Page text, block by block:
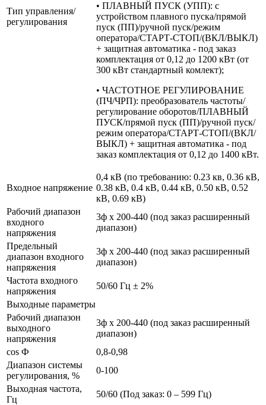
Тип управления/
регулирования
• ПЛАВНЫЙ ПУСК (УПП): с
устройством плавного пуска/прямой
пуск (ПП)/ручной пуск/режим
оператора/СТАРТ-СТОП/(ВКЛ/ВЫКЛ)
+ защитная автоматика - под заказ
комплектация от 0,12 до 1200 кВт (от
300 кВт стандартный комлект);
• ЧАСТОТНОЕ РЕГУЛИРОВАНИЕ
(ПЧ/ЧРП): преобразователь частоты/
регулирование оборотов/ПЛАВНЫЙ
ПУСК/прямой пуск (ПП)/ручной пуск/
режим оператора/СТАРТ-СТОП/(ВКЛ/
ВЫКЛ) + защитная автоматика - под
заказ комплектация от 0,12 до 1400 кВт.
Входное напряжение
0,4 кВ (по требованию: 0.23 кв, 0.36 кВ,
0.38 кВ, 0.4 кВ, 0.44 кВ, 0.50 кВ, 0.52
кВ, 0.69 кВ)
Рабочий диапазон
входного
напряжения
3ф х 200-440 (под заказ расширенный
диапазон)
Предельный
диапазон входного
напряжения
3ф х 200-440 (под заказ расширенный
диапазон)
Частота входного
напряжения
50/60 Гц ± 2%
Выходные параметры
Рабочий диапазон
выходного
напряжения
3ф х 200-440 (под заказ расширенный
диапазон)
cos Ф
0,8-0,98
Диапазон системы
регулирования, %
0-100
Выходная частота,
Гц
50/60 (Под заказ: 0 – 599 Гц)